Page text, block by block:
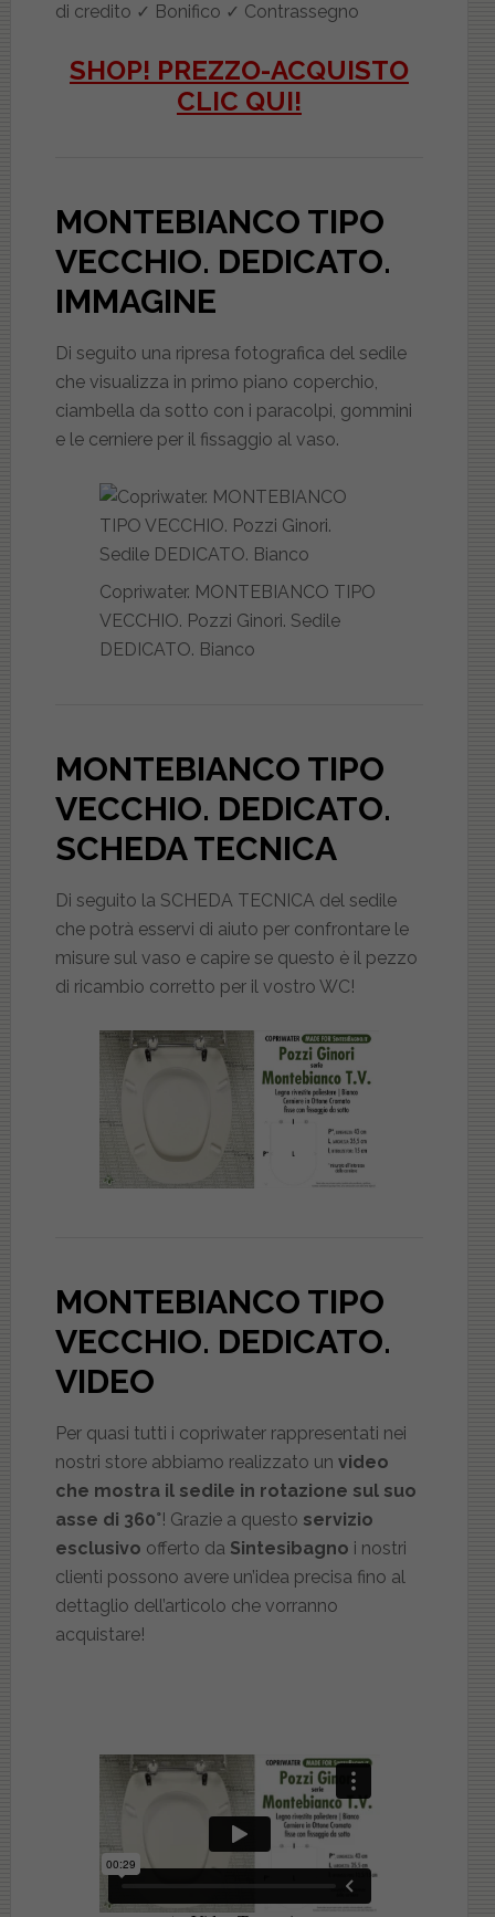
di credito ✓ Bonifico ✓ Contrassegno
SHOP! PREZZO-ACQUISTO
CLIC QUI!
MONTEBIANCO TIPO
VECCHIO. DEDICATO.
IMMAGINE
Di seguito una ripresa fotografica del sedile
che visualizza in primo piano coperchio,
ciambella da sotto con i paracolpi, gommini
e le cerniere per il fissaggio al vaso.
Copriwater. MONTEBIANCO TIPO
VECCHIO. Pozzi Ginori. Sedile
DEDICATO. Bianco
MONTEBIANCO TIPO
VECCHIO. DEDICATO.
SCHEDA TECNICA
Di seguito la SCHEDA TECNICA del sedile
che potrà esservi di aiuto per confrontare le
misure sul vaso e capire se questo è il pezzo
di ricambio corretto per il vostro WC!
MONTEBIANCO TIPO
VECCHIO. DEDICATO.
VIDEO
Per quasi tutti i copriwater rappresentati nei
nostri store abbiamo realizzato un video
che mostra il sedile in rotazione sul suo
asse di 360°! Grazie a questo servizio
esclusivo offerto da Sintesibagno i nostri
clienti possono avere un’idea precisa fino al
dettaglio dell’articolo che vorranno
acquistare!